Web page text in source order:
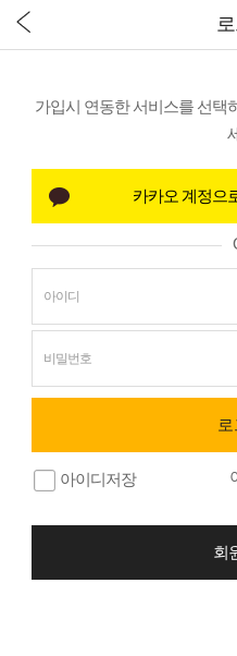
가입시 연동한 서비스를 선택
아이디저장
회